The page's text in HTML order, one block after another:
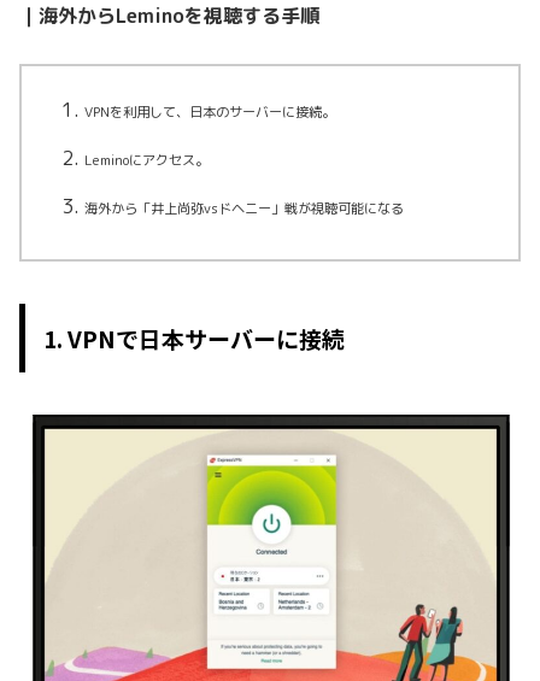
｜海外からLeminoを視聴する手順
VPNを利用して、日本のサーバーに接続。
Leminoにアクセス。
海外から「井上尚弥vsドヘニー」戦が視聴可能になる
1. VPNで日本サーバーに接続